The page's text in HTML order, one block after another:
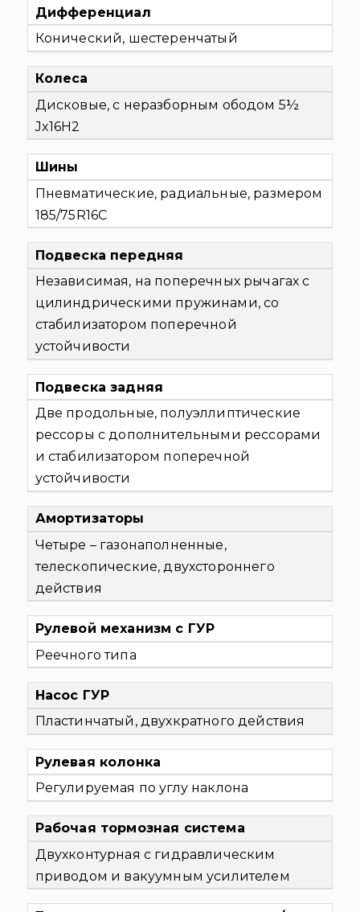
Дифференциал
Конический, шестеренчатый
Колеса
Дисковые, с неразборным ободом 5½
Jx16H2
Шины
Пневматические, радиальные, размером
185/75R16C
Подвеска передняя
Независимая, на поперечных рычагах с
цилиндрическими пружинами, со
стабилизатором поперечной
устойчивости
Подвеска задняя
Две продольные, полуэллиптические
рессоры с дополнительными рессорами
и стабилизатором поперечной
устойчивости
Амортизаторы
Четыре – газонаполненные,
телескопические, двухстороннего
действия
Рулевой механизм с ГУР
Реечного типа
Насос ГУР
Пластинчатый, двухкратного действия
Рулевая колонка
Регулируемая по углу наклона
Рабочая тормозная система
Двухконтурная с гидравлическим
приводом и вакуумным усилителем